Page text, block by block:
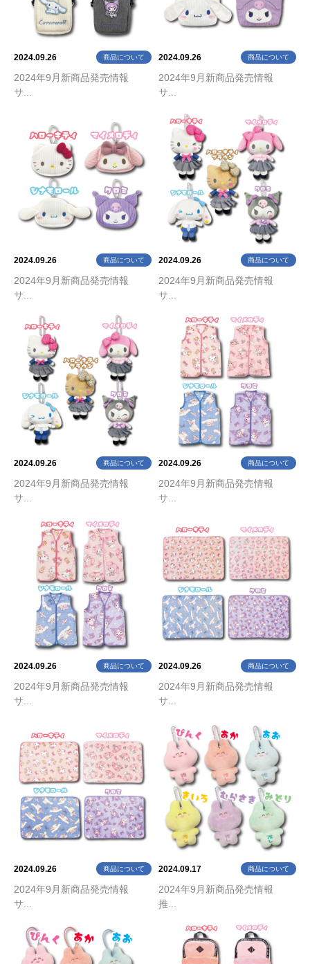
2024.09.26 商品について
2024年9月新商品発売情報
サ...
2024.09.26 商品について
2024年9月新商品発売情報
サ...
2024.09.26 商品について
2024年9月新商品発売情報
サ...
2024.09.26 商品について
2024年9月新商品発売情報
サ...
2024.09.26 商品について
2024年9月新商品発売情報
サ...
2024.09.26 商品について
2024年9月新商品発売情報
サ...
2024.09.26 商品について
2024年9月新商品発売情報
サ...
2024.09.26 商品について
2024年9月新商品発売情報
サ...
2024.09.26 商品について
2024年9月新商品発売情報
サ...
2024.09.17 商品について
2024年9月新商品発売情報
推...